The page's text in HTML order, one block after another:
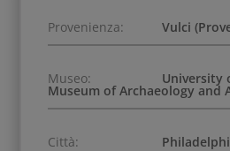
Provenienza: Vulci
Museo: University
Museum of Archaeology and
Città: